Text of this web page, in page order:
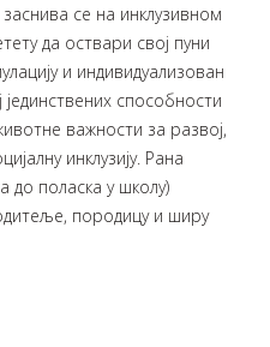
се на инклузивном
да оствари свој пуни
и индивидуализован
способности
важности за развој,
инклузију. Рана
до поласка у школу)
породицу и ширу